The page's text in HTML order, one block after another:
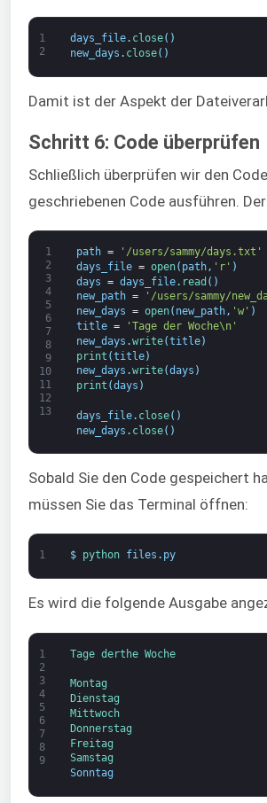
1
2
days_file. close( )
new_days . close( )
Damit ist der Aspekt der
Schritt 6: Code überprüfen
Schließlich überprüfen wir den
geschriebenen Code ausführen.
1
2
3
4
5
6
7
8
9
10
11
12
13
path =
'/users/sammy/days.txt'
days_file = open( path, 'r' )
days = days_file. read ( )
new_path =
'/users/sammy/
new_days = open( new_path, 'w' )
title =
'Tage der Woche\n'
new_days .write(title)
print (title)
new_days .write(days )
print (days )
days_file. close( )
new_days . close( )
Sobald Sie den Code gespeichert
müssen Sie das Terminal öffnen:
1 $ python files . py
Es wird die folgende Ausgabe
1
2
3
4
5
6
7
8
9
Tage derthe Woche
Montag
Dienstag
Mittwoch
Donnerstag
Freitag
Samstag
Sonntag